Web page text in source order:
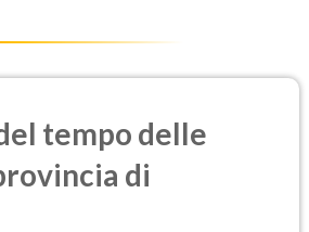
tempo delle
di